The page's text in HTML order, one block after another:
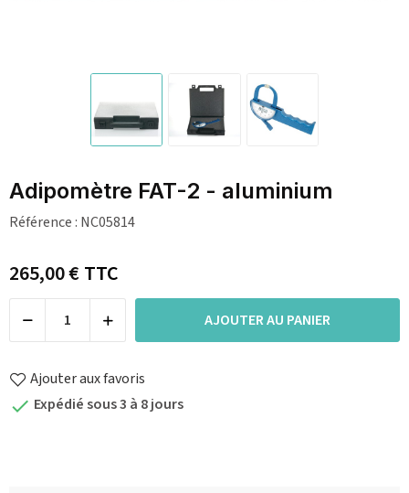
Adipomètre FAT-2 - aluminium
Référence : NC05814
265,00 €TTC
AJOUTER AU PANIER
Ajouter aux favoris
 Expédié sous 3 à 8 jours